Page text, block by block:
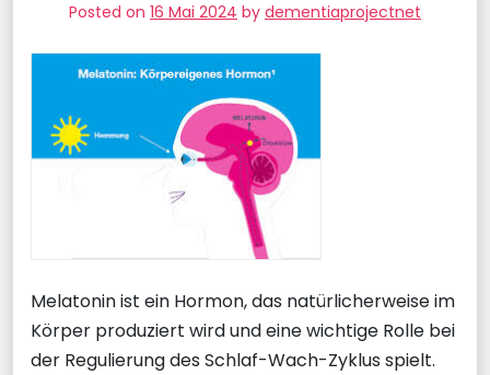
Posted on 16 Mai 2024 by dementiaprojectnet
Melatonin ist ein Hormon, das natürlicherweise im
Körper produziert wird und eine wichtige Rolle bei
der Regulierung des Schlaf-Wach-Zyklus spielt.